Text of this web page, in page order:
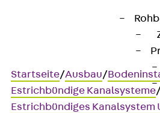
Startseite/Ausbau/
Estrichbündige Kanalsysteme
Estrichbündiges Kanalsystem